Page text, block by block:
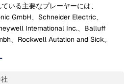
いる主要なプレーヤーには、
GmbH、Schneider Electric、
International Inc.、Balluff
、Rockwell Autation and Sick。